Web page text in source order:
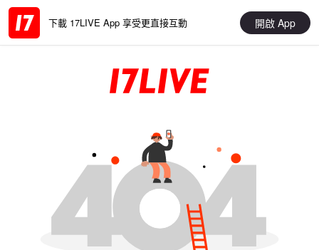
下載 17LIVE App 享受更直接互動 開啟 App